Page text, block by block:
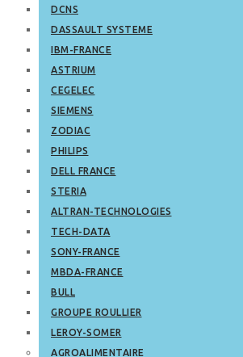
DCNS
DASSAULT SYSTEME
IBM-FRANCE
ASTRIUM
CEGELEC
SIEMENS
ZODIAC
PHILIPS
DELL FRANCE
STERIA
ALTRAN-TECHNOLOGIES
TECH-DATA
SONY-FRANCE
MBDA-FRANCE
BULL
GROUPE ROULLIER
LEROY-SOMER
AGROALIMENTAIRE